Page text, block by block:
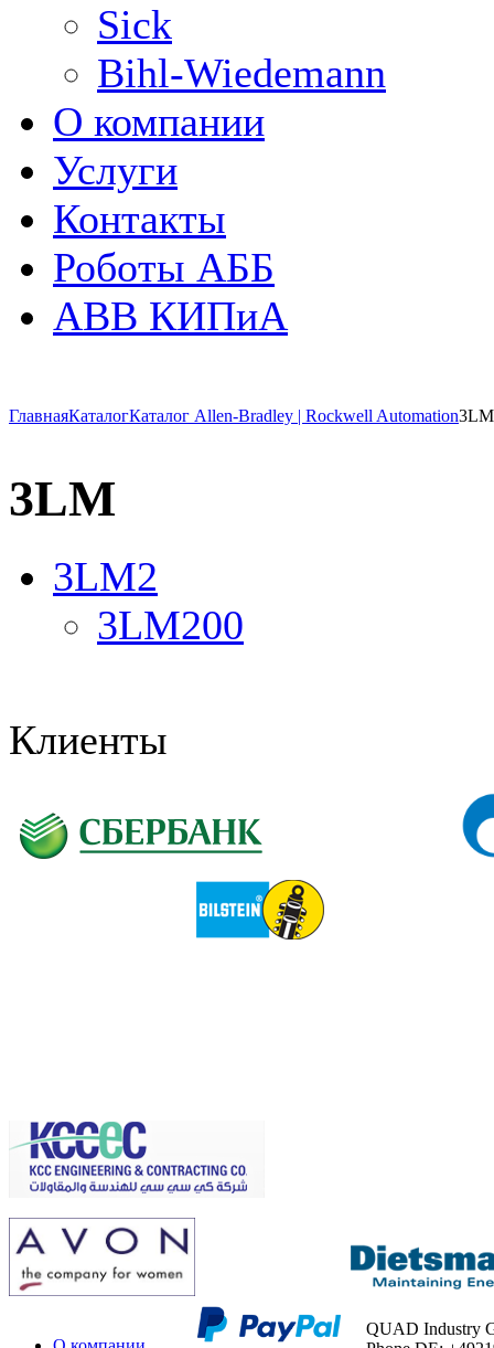
Sick
Bihl-Wiedemann
О компании
Услуги
Контакты
Роботы АББ
ABB КИПиА
ГлавнаяКаталогКаталог Allen-Bradley | Rockwell Automation3LM
3LM
3LM2
3LM200
Клиенты
QUAD Industry